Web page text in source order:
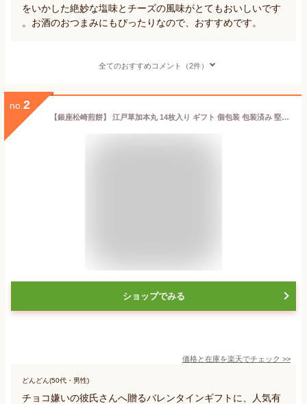
をいかした絶妙な塩味とチーズの風味がとてもおいしいです
。お酒のおつまみにもぴったりなので、おすすめです。
全てのおすすめコメント（2件）
no. 2
【銀座松崎煎餅】 江戸草加本丸 14枚入り ギフト 個包装 包装済み 堅焼き 東京土産 草加煎餅 うるち米 本格 手提げ袋付き お歳暮 御歳暮
ショップでみる
価格と在庫を楽天でチェック >>
どんどん(50代・男性)
チョコ嫌いの彼氏さんへ贈るバレンタインギフトに、人気有